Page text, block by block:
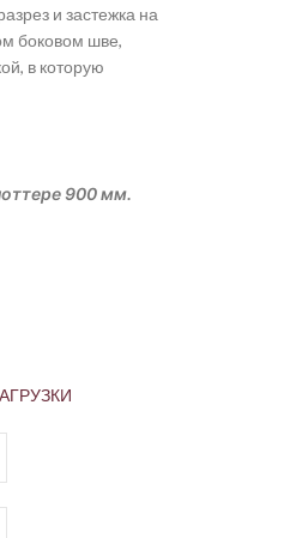
и застежка на
боковом шве,
в которую
900 мм.